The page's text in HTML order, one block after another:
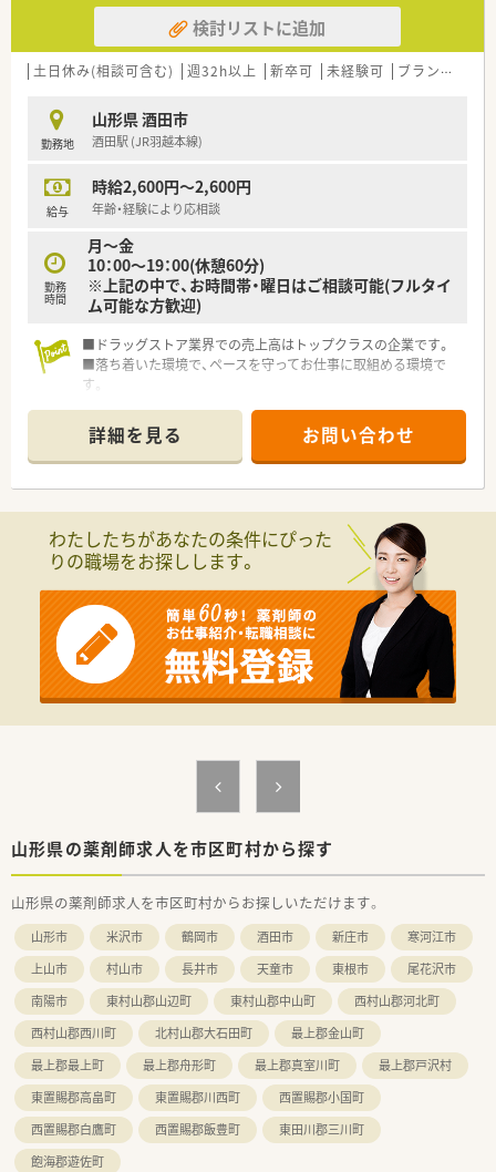
検討リストに追加
土日休み(相談可含む) 週32h以上 新卒可 未経験可 ブランク可
勤務地
山形県 酒田市
酒田駅 (JR羽越本線)
給与
時給2,600円～2,600円
年齢・経験により応相談
勤務
時間
月～金
10：00～19：00(休憩60分)
※上記の中で、お時間帯・曜日はご相談可能(フルタイ
ム可能な方歓迎)
■ドラッグストア業界での売上高はトップクラスの企業です。
■落ち着いた環境で、ペースを守ってお仕事に取組める環境で
す。
す。スキル維持にもぴったりのドラッグストアです。
詳細を見る お問い合わせ
わたしたちがあなたの条件にぴった
りの職場をお探しします。
山形県の薬剤師求人を市区町村から探す
山形県の薬剤師求人を市区町村からお探しいただけます。
山形市 米沢市 鶴岡市 酒田市 新庄市
寒河江市
上山市
村山市 長井市 天童市 東根市
尾花沢市
南陽市
東村山郡山辺町 東村山郡中山町
西村山郡河北町
西村山郡西川町
北村山郡大石田町
最上郡金山町
最上郡最上町
最上郡舟形町 最上郡真室川町
最上郡戸沢村
東置賜郡高畠町
東置賜郡川西町
西置賜郡小国町
西置賜郡白鷹町
西置賜郡飯豊町
東田川郡三川町
飽海郡遊佐町